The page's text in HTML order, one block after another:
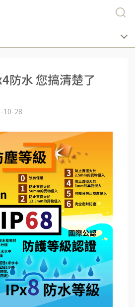
防水 您搞清楚了
10-28